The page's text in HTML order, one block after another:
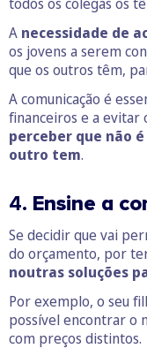
A necessidade de
os jovens a serem
que os outros têm,
A comunicação é
financeiros e a evitar
perceber que não
outro tem.
4. Ensine a
Se decidir que vai
do orçamento, por
noutras soluções
Por exemplo, o seu
possível encontrar o
com preços distintos.